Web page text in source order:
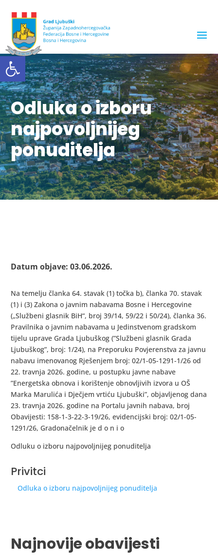
Odluka o izboru
najpovoljnijeg
ponuditelja
Datum objave: 03.06.2026.
Na temelju članka 64. stavak (1) točka b), članka 70. stavak
(1) i (3) Zakona o javnim nabavama Bosne i Hercegovine
(„Službeni glasnik BiH“, broj 39/14, 59/22 i 50/24), članka 36.
Pravilnika o javnim nabavama u Jedinstvenom gradskom
tijelu uprave Grada Ljubuškog (”Službeni glasnik Grada
Ljubuškog”, broj: 1/24), na Preporuku Povjerenstva za javnu
nabavu imenovanog Rješenjem broj: 02/1-05-1291-1/26 od
22. travnja 2026. godine, u postupku javne nabave
”Energetska obnova i korištenje obnovljivih izvora u OŠ
Marka Marulića i Dječjem vrtiću Ljubuški”, objavljenog dana
23. travnja 2026. godine na Portalu javnih nabava, broj
Obavijesti: 158-1-3-22-3-19/26, evidencijski broj: 02/1-05-
1291/26, Gradonačelnik je d o n i o
Odluku o izboru najpovoljnijeg ponuditelja
Privitci
Odluka o izboru najpovoljnijeg ponuditelja
Najnovije obavijesti
Open toolbar